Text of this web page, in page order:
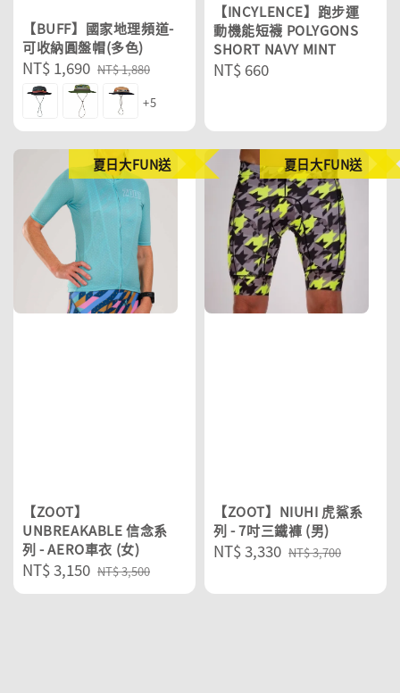
【BUFF】國家地理頻道-
可收納圓盤帽(多色)
Sale
price
NT$ 1,690 Regular
price
NT$ 1,880
+5
【INCYLENCE】跑步運
動機能短襪 POLYGONS
SHORT NAVY MINT
Regular
NT$ 660
夏日大FUN送
【ZOOT】
UNBREAKABLE 信念系
列 - AERO車衣 (女)
Sale
price
NT$ 3,150 Regular
price
NT$ 3,500
夏日大FUN送
【ZOOT】NIUHI 虎鯊系
列 - 7吋三鐵褲 (男)
Sale
NT$ 3,330 Regular
NT$ 3,700